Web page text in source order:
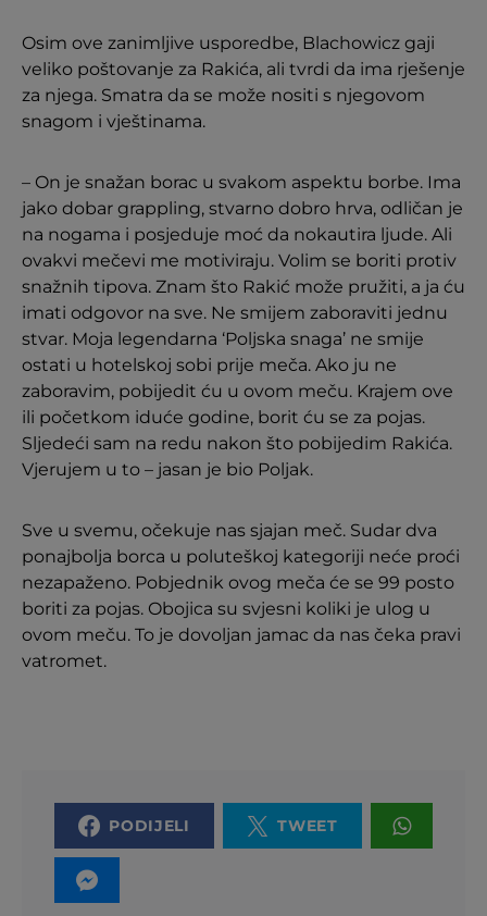
Osim ove zanimljive usporedbe, Blachowicz gaji
veliko poštovanje za Rakića, ali tvrdi da ima rješenje
za njega. Smatra da se može nositi s njegovom
snagom i vještinama.
– On je snažan borac u svakom aspektu borbe. Ima
jako dobar grappling, stvarno dobro hrva, odličan je
na nogama i posjeduje moć da nokautira ljude. Ali
ovakvi mečevi me motiviraju. Volim se boriti protiv
snažnih tipova. Znam što Rakić može pružiti, a ja ću
imati odgovor na sve. Ne smijem zaboraviti jednu
stvar. Moja legendarna ‘Poljska snaga’ ne smije
ostati u hotelskoj sobi prije meča. Ako ju ne
zaboravim, pobijedit ću u ovom meču. Krajem ove
ili početkom iduće godine, borit ću se za pojas.
Sljedeći sam na redu nakon što pobijedim Rakića.
Vjerujem u to – jasan je bio Poljak.
Sve u svemu, očekuje nas sjajan meč. Sudar dva
ponajbolja borca u poluteškoj kategoriji neće proći
nezapaženo. Pobjednik ovog meča će se 99 posto
boriti za pojas. Obojica su svjesni koliki je ulog u
ovom meču. To je dovoljan jamac da nas čeka pravi
vatromet.
PODIJELI TWEET